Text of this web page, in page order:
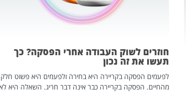
חוזרים לשוק העבודה אחרי הפסקה? כך
תעשו את זה נכון
לפעמים הפסקה בקריירה היא בחירה ולפעמים היא פשוט חלק
מהחיים. הפסקה בקריירה כבר אינה דבר חריג. השאלה היא